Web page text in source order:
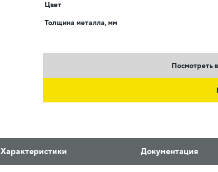
Цвет
Толщина металла, мм
Посмотреть
Характеристики Документация